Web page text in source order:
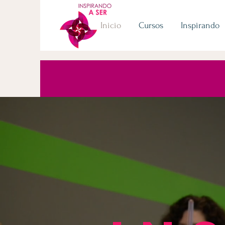
Inicio Cursos Inspirando